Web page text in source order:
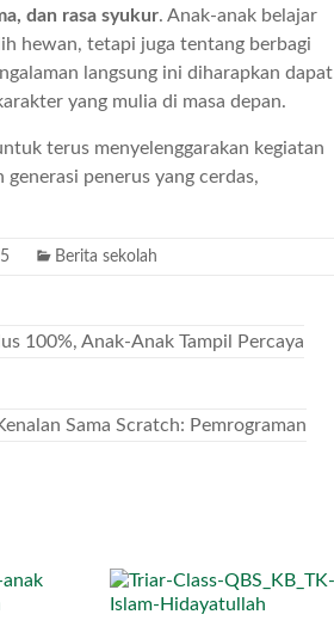
dan rasa syukur. Anak-anak belajar
hewan, tetapi juga tentang berbagi
langsung ini diharapkan dapat
yang mulia di masa depan.
terus menyelenggarakan kegiatan
penerus yang cerdas,
Berita sekolah
100%, Anak-Anak Tampil Percaya
Sama Scratch: Pemrograman